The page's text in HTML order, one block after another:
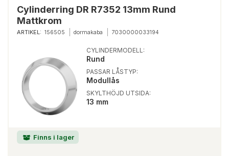
Cylinderring DR R7352 13mm Rund
Mattkrom
ARTIKEL: 156505 dormakaba 7030000033194
Finns i lager
CYLINDERMODELL:
Rund
PASSAR LÅSTYP:
Modullås
SKYLTHÖJD UTSIDA:
13 mm